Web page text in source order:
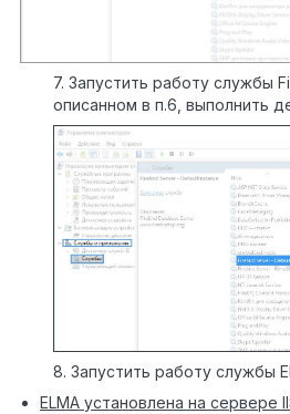
7. Запустить работу службы
описанном в п.6, выполнить
8. Запустить работу службы
ELMA установлена на сервере